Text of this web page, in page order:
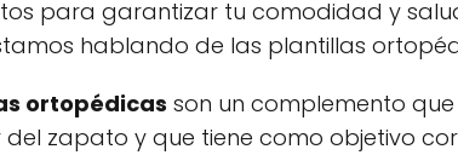
para garantizar tu comodidad y
hablando de las plantillas
ortopédicas son un complemento
del zapato y que tiene como objetivo